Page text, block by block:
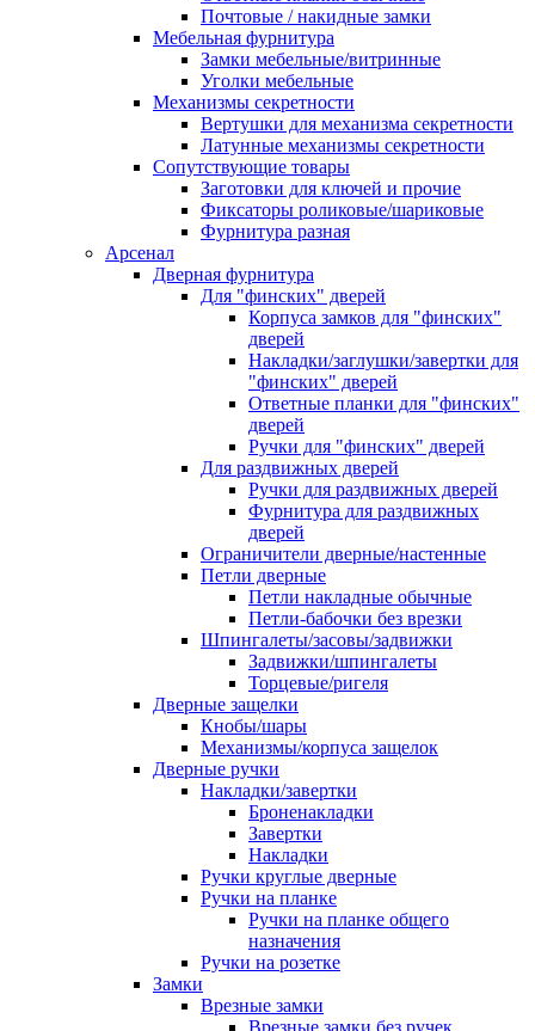
Почтовые / накидные замки
Мебельная фурнитура
Замки мебельные/витринные
Уголки мебельные
Механизмы секретности
Вертушки для механизма секретности
Латунные механизмы секретности
Сопутствующие товары
Заготовки для ключей и прочие
Фиксаторы роликовые/шариковые
Фурнитура разная
Арсенал
Дверная фурнитура
Для "финских" дверей
Корпуса замков для "финских"
дверей
Накладки/заглушки/завертки для
"финских" дверей
Ответные планки для "финских"
дверей
Ручки для "финских" дверей
Для раздвижных дверей
Ручки для раздвижных дверей
Фурнитура для раздвижных
дверей
Ограничители дверные/настенные
Петли дверные
Петли накладные обычные
Петли-бабочки без врезки
Шпингалеты/засовы/задвижки
Задвижки/шпингалеты
Торцевые/ригеля
Дверные защелки
Кнобы/шары
Механизмы/корпуса защелок
Дверные ручки
Накладки/завертки
Броненакладки
Завертки
Накладки
Ручки круглые дверные
Ручки на планке
Ручки на планке общего
назначения
Ручки на розетке
Замки
Врезные замки